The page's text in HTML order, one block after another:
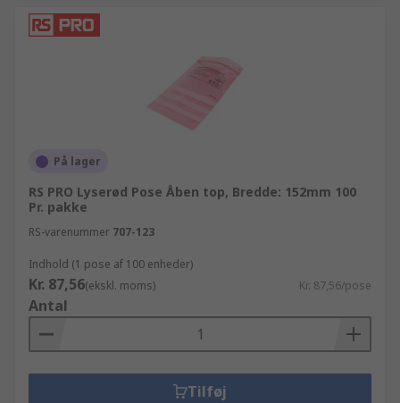
På lager
RS PRO Lyserød Pose Åben top, Bredde: 152mm 100
Pr. pakke
RS-varenummer 707-123
Indhold (1 pose af 100 enheder)
Kr. 87,56(ekskl. moms) Kr. 87,56/pose
Antal
Tilføj